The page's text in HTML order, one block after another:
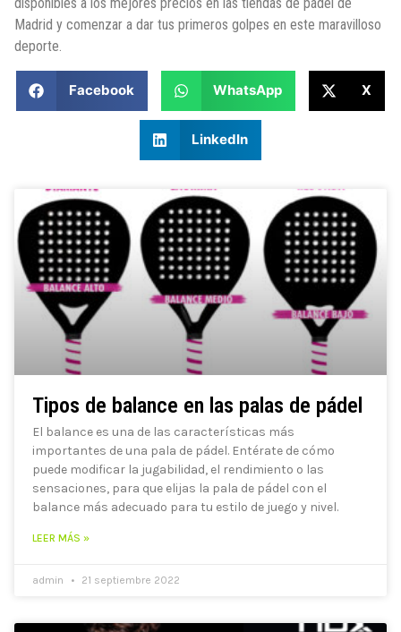
Madrid y comenzar a dar tus primeros golpes en este maravilloso
deporte.
Facebook WhatsApp X
LinkedIn
Tipos de balance en las palas de pádel
El balance es una de las características más
importantes de una pala de pádel. Entérate de cómo
puede modificar la jugabilidad, el rendimiento o las
sensaciones, para que elijas la pala de pádel con el
balance más adecuado para tu estilo de juego y nivel.
LEER MÁS »
admin 21 septiembre 2022